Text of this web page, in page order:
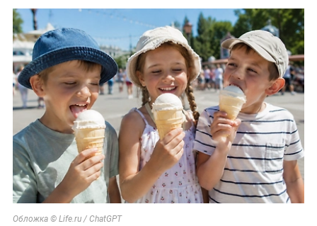
Обложка © Life.ru / ChatGPT